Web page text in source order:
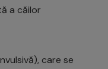
a căilor
care se